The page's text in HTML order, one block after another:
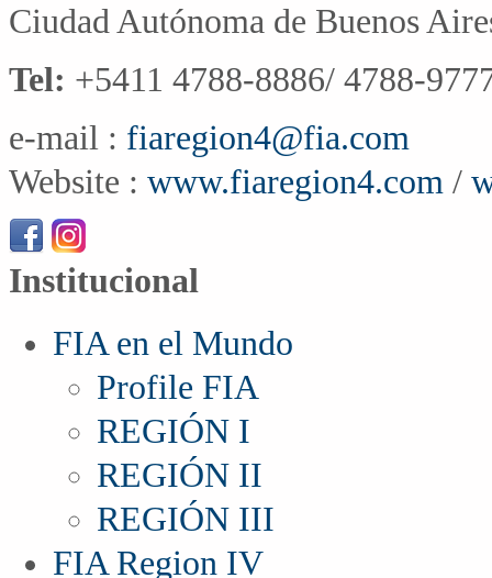
Ciudad Autónoma de Buenos
Tel: +5411 4788-8886/ 4788-
e-mail : fiaregion4@fia.com
Website : www.fiaregion4.com /
Institucional
FIA en el Mundo
Profile FIA
REGIÓN I
REGIÓN II
REGIÓN III
FIA Region IV